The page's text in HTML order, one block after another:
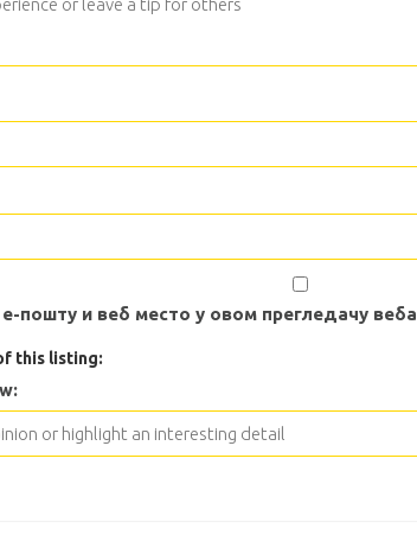
е-пошту и веб место у овом прегледачу
this listing: